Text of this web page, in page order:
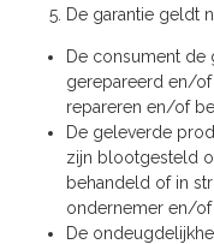
De garantie geldt
De consument
gerepareerd en/
repareren en/of
De geleverde
zijn blootgesteld
behandeld of in
ondernemer en/
De